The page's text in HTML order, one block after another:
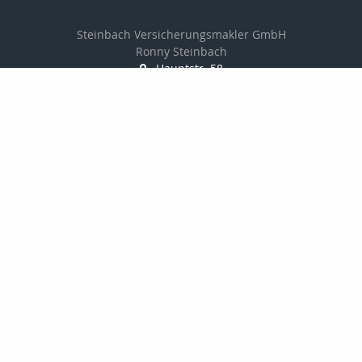
Steinbach Versicherungsmakler GmbH
Ronny Steinbach
Hauptstr. 58